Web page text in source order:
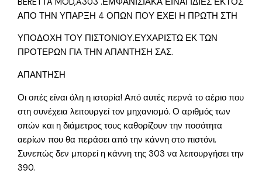
ΑΠΟ ΤΗΝ ΥΠΑΡΞΗ 4 ΟΠΩΝ ΠΟΥ ΕΧΕΙ Η ΠΡΩΤΗ ΣΤΗ
ΥΠΟΔΟΧΗ ΤΟΥ ΠΙΣΤΟΝΙΟΥ.ΕΥΧΑΡΙΣΤΩ ΕΚ ΤΩΝ
ΠΡΟΤΕΡΩΝ ΓΙΑ ΤΗΝ ΑΠΑΝΤΗΣΗ ΣΑΣ.
ΑΠΑΝΤΗΣΗ
Οι οπές είναι όλη η ιστορία! Από αυτές περνά το αέριο που
στη συνέχεια λειτουργεί τον μηχανισμό. Ο αριθμός των
οπών και η διάμετρος τους καθορίζουν την ποσότητα
αερίων που θα περάσει από την κάννη στο πιστόνι.
Συνεπώς δεν μπορεί η κάννη της 303 να λειτουργήσει την
390.